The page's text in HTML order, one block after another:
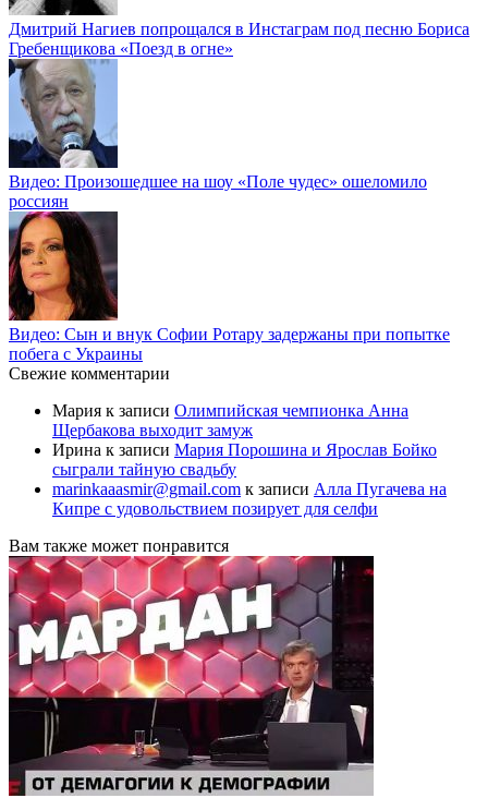
Дмитрий Нагиев попрощался в Инстаграм под песню Бориса
Гребенщикова «Поезд в огне»
Видео: Произошедшее на шоу «Поле чудес» ошеломило
россиян
Видео: Сын и внук Софии Ротару задержаны при попытке
побега с Украины
Свежие комментарии
Мария к записи Олимпийская чемпионка Анна
Щербакова выходит замуж
Ирина к записи Мария Порошина и Ярослав Бойко
сыграли тайную свадьбу
marinkaaasmir@gmail.com к записи Алла Пугачева на
Кипре с удовольствием позирует для селфи
Вам также может понравится